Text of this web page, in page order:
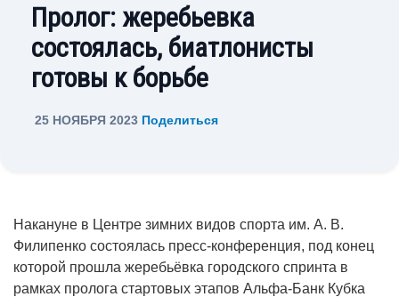
Пролог: жеребьевка
состоялась, биатлонисты
готовы к борьбе
25 НОЯБРЯ 2023 Поделиться
Накануне в Центре зимних видов спорта им. А. В.
Филипенко состоялась пресс-конференция, под конец
которой прошла жеребьёвка городского спринта в
рамках пролога стартовых этапов Альфа-Банк Кубка